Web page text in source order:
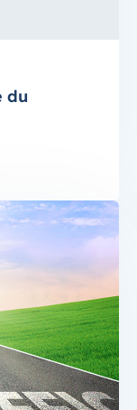
du